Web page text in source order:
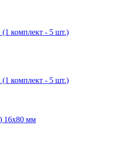
комплект - 5 шт.)
комплект - 5 шт.)
16х80 мм